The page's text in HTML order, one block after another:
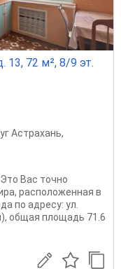
13, 72 м², 8/9 эт.
Астрахань,
Вас точно
расположенная в
по адресу: ул.
общая площадь 71.6